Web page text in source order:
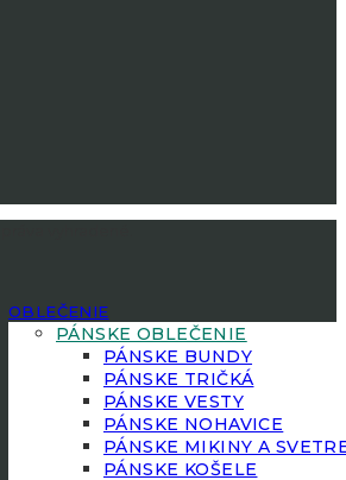
OBLEČENIE
PÁNSKE OBLEČENIE
PÁNSKE BUNDY
PÁNSKE TRIČKÁ
PÁNSKE VESTY
PÁNSKE NOHAVICE
PÁNSKE MIKINY A
PÁNSKE KOŠELE